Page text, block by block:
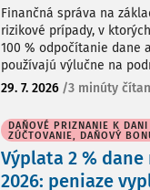
Finančná správa na
rizikové prípady, v
100 % odpočítanie dane
používajú výlučne na
29. 7. 2026 /3 minúty
DAŇOVÉ PRIZNANIE K
ZÚČTOVANIE, DAŇOVÝ
Výplata 2 %
2026: peniaze